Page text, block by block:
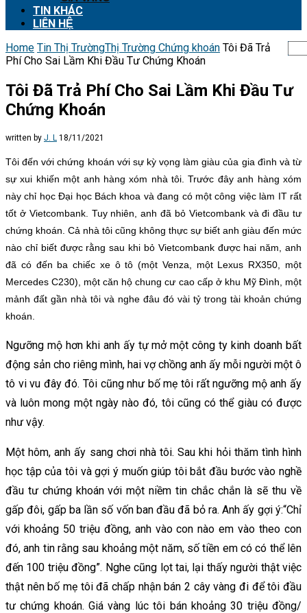
TIN KHÁC
LIÊN HỆ
Home Tin Thị TrườngThị Trường Chứng khoán Tôi Đã Trả
Phí Cho Sai Lầm Khi Đầu Tư Chứng Khoán
Tôi Đã Trả Phí Cho Sai Lầm Khi Đầu Tư
Chứng Khoán
written by J. L 18/11/2021
Tôi đến với chứng khoán với sự kỳ vọng làm giàu của gia đình và từ
sự xui khiến một anh hàng xóm nhà tôi. Trước đây anh hàng xóm
này chỉ học Đại học Bách khoa và đang có một công việc làm IT rất
tốt ở Vietcombank. Tuy nhiên, anh đã bỏ Vietcombank và đi đầu tư
chứng khoán. Cả nhà tôi cũng không thực sự biết anh giàu đến mức
nào chỉ biết được rằng sau khi bỏ Vietcombank được hai năm, anh
đã có đến ba chiếc xe ô tô (một Venza, một Lexus RX350, một
Mercedes C230), một căn hộ chung cư cao cấp ở khu Mỹ Đình, một
mảnh đất gần nhà tôi và nghe đâu đó vài tỷ trong tài khoản chứng
khoán.
Ngưỡng mộ hơn khi anh ấy tự mở một công ty kinh doanh bất
động sản cho riêng mình, hai vợ chồng anh ấy mỗi người một ô
tô vi vu đây đó. Tôi cũng như bố mẹ tôi rất ngưỡng mộ anh ấy
và luôn mong một ngày nào đó, tôi cũng có thể giàu có được
như vậy.
Một hôm, anh ấy sang chơi nhà tôi. Sau khi hỏi thăm tình hình
học tập của tôi và gợi ý muốn giúp tôi bắt đầu bước vào nghề
đầu tư chứng khoán với một niềm tin chắc chắn là sẽ thu về
gấp đôi, gấp ba lần số vốn ban đầu đã bỏ ra. Anh ấy gợi ý:“Chỉ
với khoảng 50 triệu đồng, anh vào con nào em vào theo con
đó, anh tin rằng sau khoảng một năm, số tiền em có có thể lên
đến 100 triệu đồng”. Nghe cũng lọt tai, lại thấy người thật việc
thật nên bố mẹ tôi đã chấp nhận bán 2 cây vàng đi để tôi đầu
tư chứng khoán. Giá vàng lúc tôi bán khoảng 30 triệu đồng/